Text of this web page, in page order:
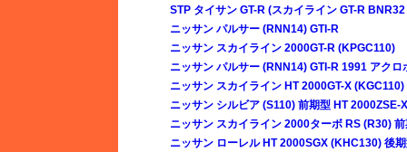
STP タイサン GT-R (スカイライン GT-R
ニッサン パルサー (RNN14) GTI-R
ニッサン スカイライン 2000GT-R (KPGC110)
ニッサン パルサー (RNN14) GTI-R 1991 アクロ
ニッサン スカイライン HT 2000GT-X (KGC110)
ニッサン シルビア (S110) 前期型 HT 2000ZSE-
ニッサン スカイライン 2000ターボ RS (R30)
ニッサン ローレル HT 2000SGX (KHC130) 後